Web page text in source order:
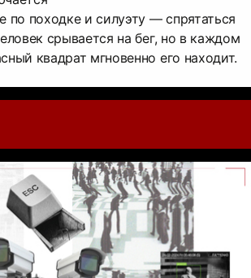
по походке и силуэту — спрятаться
срывается на бег, но в каждом
квадрат мгновенно его находит.